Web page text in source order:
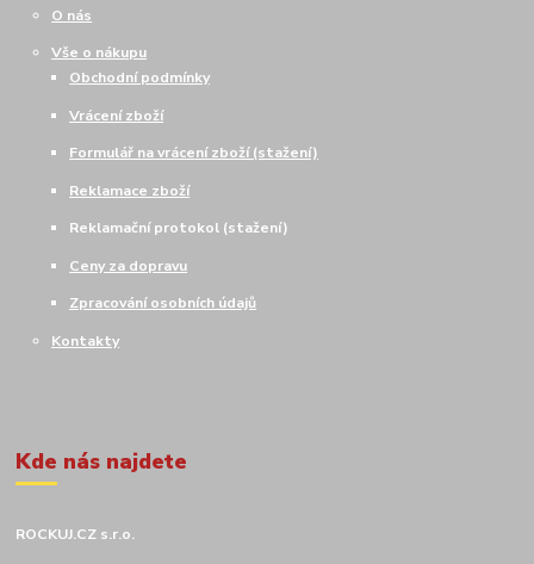
O nás
Vše o nákupu
Obchodní podmínky
Vrácení zboží
Formulář na vrácení zboží (stažení)
Reklamace zboží
Reklamační protokol (stažení)
Ceny za dopravu
Zpracování osobních údajů
Kontakty
Kde nás najdete
ROCKUJ.CZ s.r.o.